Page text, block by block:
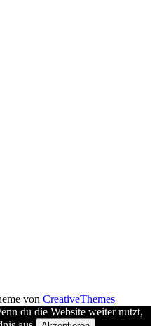
von CreativeThemes
du die Website weiter nutzt,